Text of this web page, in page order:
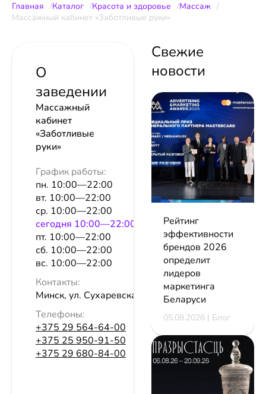
Главная Каталог Красота и здоровье
Массаж
Массажный кабинет «Заботливые руки»
О
заведении
Массажный
кабинет
«Заботливые
руки»
График работы:
пн. 10:00—22:00
вт. 10:00—22:00
ср. 10:00—22:00
сeгодня 10:00—22:00
пт. 10:00—22:00
сб. 10:00—22:00
вс. 10:00—22:00
Контакты:
Минск, ул. Сухаревская, 33, оф. 3
Телефоны:
+375 29 564-64-00
+375 25 950-91-50
+375 29 680-84-00
Свежие
новости
Рейтинг
эффективности
брендов 2026
определит
лидеров
маркетинга
Беларуси
05.08.2026 | Блог